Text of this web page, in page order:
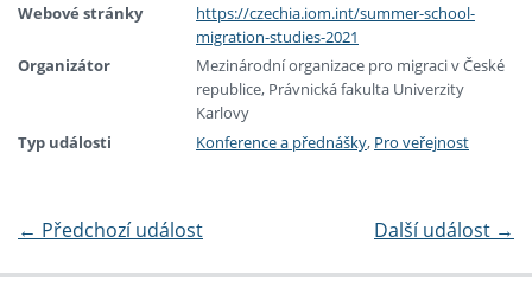
Webové stránky
https://czechia.iom.int/summer-school-
migration-studies-2021
Organizátor
Mezinárodní organizace pro migraci v České
republice, Právnická fakulta Univerzity
Karlovy
Typ události
Konference a přednášky, Pro veřejnost
← Předchozí událost Další událost →